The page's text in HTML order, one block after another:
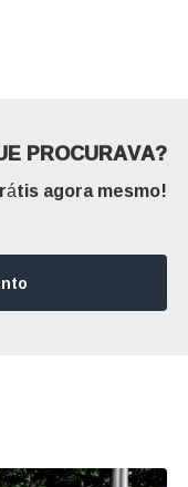
PROCURAVA?
agora mesmo!